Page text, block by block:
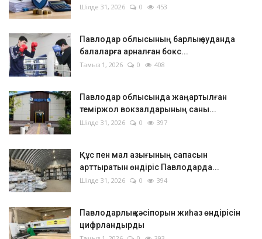
Шілде 31, 2026 0 453
Павлодар облысының барлық ауданда
балаларға арналған бокс...
Тамыз 1, 2026 0 408
Павлодар облысында жаңартылған
теміржол вокзалдарының саны...
Шілде 31, 2026 0 397
Құс пен мал азығының сапасын
арттыратын өндіріс Павлодарда...
Шілде 31, 2026 0 394
Павлодарлық кәсіпорын жиһаз өндірісін
цифрландырды